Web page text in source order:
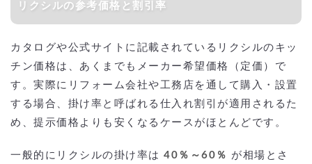
リクシルの参考価格と割引率
カタログや公式サイトに記載されているリクシルのキッ
チン価格は、あくまでもメーカー希望価格（定価）で
す。実際にリフォーム会社や工務店を通して購入・設置
する場合、掛け率と呼ばれる仕入れ割引が適用されるた
め、提示価格よりも安くなるケースがほとんどです。
一般的にリクシルの掛け率は 40％～60％ が相場とさ